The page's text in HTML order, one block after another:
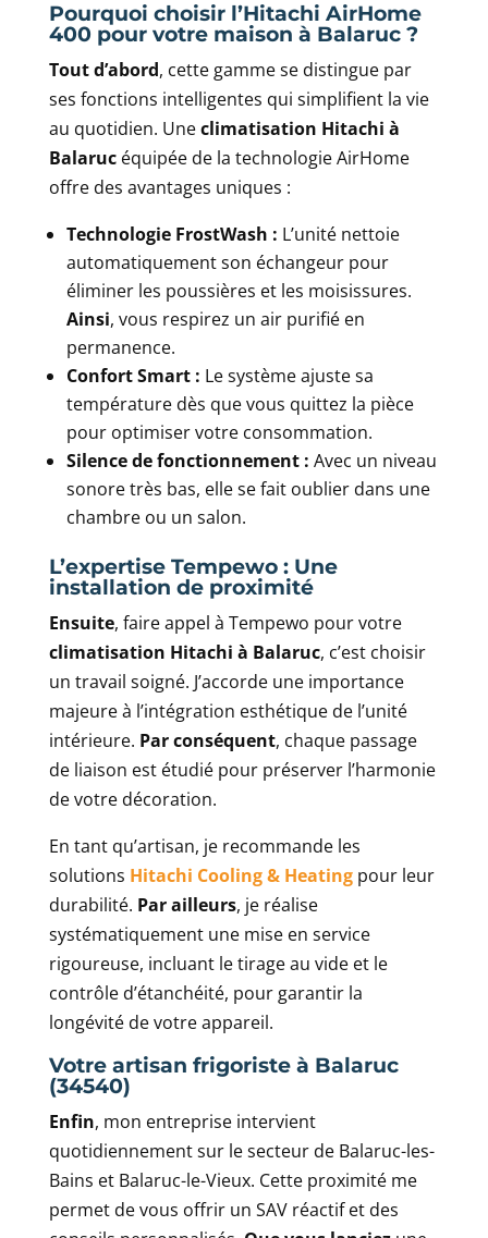
Pourquoi choisir l’Hitachi AirHome
400 pour votre maison à Balaruc ?
Tout d’abord, cette gamme se distingue par
ses fonctions intelligentes qui simplifient la vie
au quotidien. Uneclimatisation Hitachi à
Balarucéquipée de la technologie AirHome
offre des avantages uniques :
Technologie FrostWash : L’unité nettoie
automatiquement son échangeur pour
éliminer les poussières et les moisissures.
Ainsi, vous respirez un air purifié en
permanence.
Confort Smart : Le système ajuste sa
température dès que vous quittez la pièce
pour optimiser votre consommation.
Silence de fonctionnement : Avec un niveau
sonore très bas, elle se fait oublier dans une
chambre ou un salon.
L’expertise Tempewo : Une
installation de proximité
Ensuite, faire appel à Tempewo pour votre
climatisation Hitachi à Balaruc, c’est choisir
un travail soigné. J’accorde une importance
majeure à l’intégration esthétique de l’unité
intérieure. Par conséquent, chaque passage
de liaison est étudié pour préserver l’harmonie
de votre décoration.
En tant qu’artisan, je recommande les
solutions Hitachi Cooling & Heatingpour leur
durabilité. Par ailleurs, je réalise
systématiquement une mise en service
rigoureuse, incluant le tirage au vide et le
contrôle d’étanchéité, pour garantir la
longévité de votre appareil.
Votre artisan frigoriste à Balaruc
(34540)
Enfin, mon entreprise intervient
quotidiennement sur le secteur de Balaruc-les-
Bains et Balaruc-le-Vieux. Cette proximité me
permet de vous offrir un SAV réactif et des